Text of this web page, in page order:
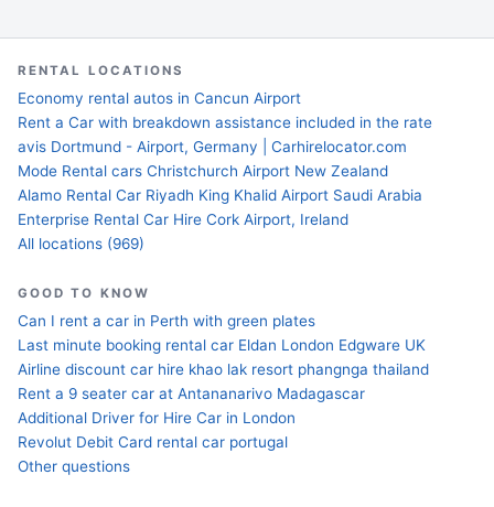
RENTAL LOCATIONS
Economy rental autos in Cancun Airport
Rent a Car with breakdown assistance included in the rate
avis Dortmund - Airport, Germany | Carhirelocator.com
Mode Rental cars Christchurch Airport New Zealand
Alamo Rental Car Riyadh King Khalid Airport Saudi Arabia
Enterprise Rental Car Hire Cork Airport, Ireland
All locations (969)
GOOD TO KNOW
Can I rent a car in Perth with green plates
Last minute booking rental car Eldan London Edgware UK
Airline discount car hire khao lak resort phangnga thailand
Rent a 9 seater car at Antananarivo Madagascar
Additional Driver for Hire Car in London
Revolut Debit Card rental car portugal
Other questions